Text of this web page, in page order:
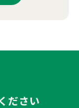
ださい